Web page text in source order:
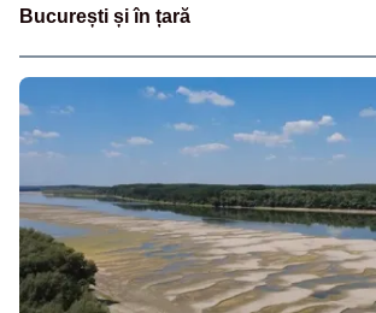
București și în țară